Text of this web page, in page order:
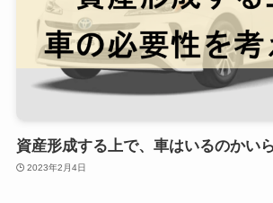
資産形成する上で、車はいるのかい
2023年2月4日